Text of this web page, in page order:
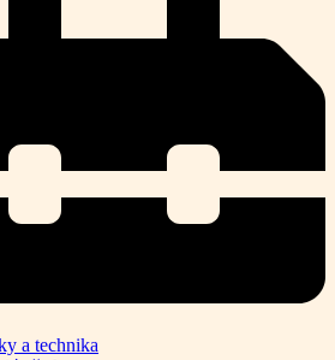
a technika